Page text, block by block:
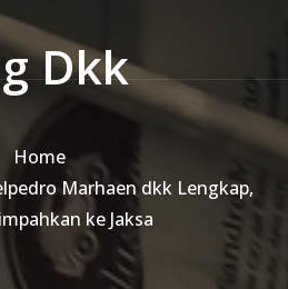
Dkk
Home
Marhaen dkk Lengkap,
ke Jaksa